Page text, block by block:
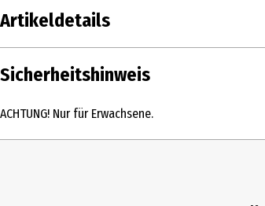
Artikeldetails
Inhalt
Sicherheitshinweis
ACHTUNG! Nur für Erwachsene.